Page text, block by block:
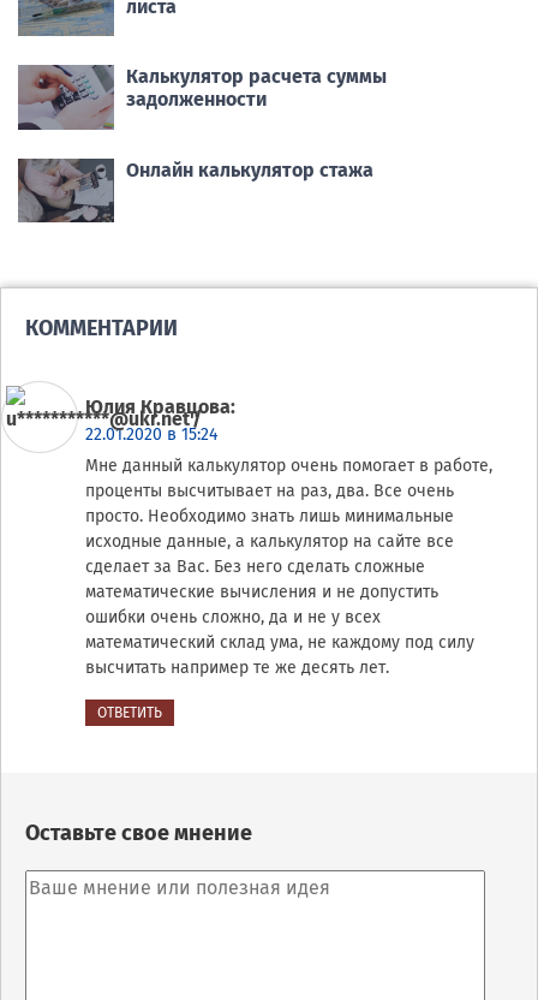
листа
Калькулятор расчета суммы
задолженности
Онлайн калькулятор стажа
КОММЕНТАРИИ
Юлия Кравцова:
22.01.2020 в 15:24
Мне данный калькулятор очень помогает в работе,
проценты высчитывает на раз, два. Все очень
просто. Необходимо знать лишь минимальные
исходные данные, а калькулятор на сайте все
сделает за Вас. Без него сделать сложные
математические вычисления и не допустить
ошибки очень сложно, да и не у всех
математический склад ума, не каждому под силу
высчитать например те же десять лет.
ОТВЕТИТЬ
Оставьте свое мнение